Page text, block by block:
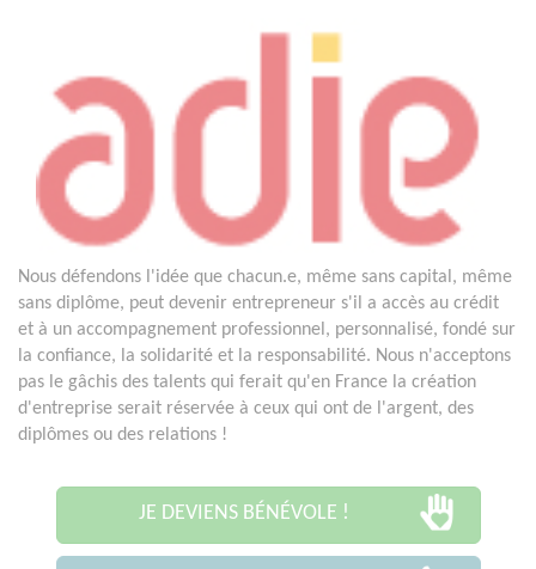
Nous défendons l'idée que chacun.e, même sans capital, même
sans diplôme, peut devenir entrepreneur s'il a accès au crédit
et à un accompagnement professionnel, personnalisé, fondé sur
la confiance, la solidarité et la responsabilité. Nous n'acceptons
pas le gâchis des talents qui ferait qu'en France la création
d'entreprise serait réservée à ceux qui ont de l'argent, des
diplômes ou des relations !
JE DEVIENS BÉNÉVOLE !